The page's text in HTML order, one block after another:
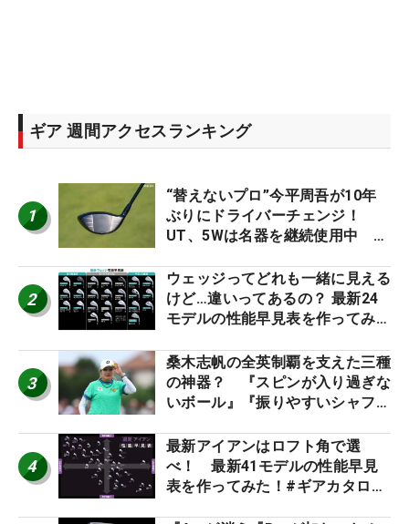
ギア 週間アクセスランキング
1
“替えないプロ”今平周吾が10年
ぶりにドライバーチェンジ！
UT、5Wは名器を継続使用中 #
2
ウェッジってどれも一緒に見える
けど…違いってあるの？ 最新24
モデルの性能早見表を作ってみ
3
桑木志帆の全英制覇を支えた三種
の神器？ 『スピンが入り過ぎな
いボール』『振りやすいシャフ
ー』 #女子プロセッティング
4
最新アイアンはロフト角で選
べ！ 最新41モデルの性能早見
表を作ってみた！#ギアカタログ